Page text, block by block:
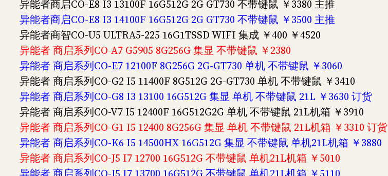
异能者商启CO-E8 I3 13100F 16G512G 2G GT730 不带键鼠 ￥3380 主推
异能者商启CO-E8 I3 14100F 16G512G 2G GT730 不带键鼠 ￥3500 主推
异能者商智CO-U5 ULTRA5-225 16G1TSSD WIFI 集成 ￥400 ￥4520
异能者 商启系列CO-A7 G5905 8G256G 集显 不带键鼠 ￥2380
异能者 商启系列CO-E7 12100F 8G256G 2G-GT730 单机 不带键鼠 ￥3060
异能者 商启系列CO-G2 I5 11400F 8G512G 2G-GT730 单机 不带键鼠 ￥3410
异能者 商启系列CO-G8 I3 13100 16G512G 集显 单机 不带键鼠 21L ￥3630 订货
异能者 商启系列CO-V7 I5 12400F 16G512G2G 单机 不带键鼠 21L机箱 ￥3910
异能者 商启系列CO-G1 I5 12400 8G256G 集显 单机 不带键鼠 21L机箱 ￥3310 订货
异能者 商启系列CO-K6 I5 14500HX 16G512G 集显 不带键鼠 单机21L机箱 ￥3880
异能者 商启系列CO-J5 I7 12700 16G512G 不带键鼠 单机21L机箱 ￥5010